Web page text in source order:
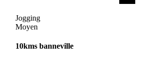
Jogging
Moyen
10kms banneville